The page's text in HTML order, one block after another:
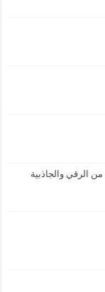
الرقي والجاذبية